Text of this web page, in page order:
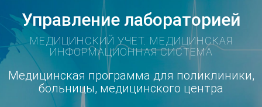
Управление лабораторией
МЕДИЦИНСКИЙ УЧЕТ. МЕДИЦИНСКАЯ
ИНФОРМАЦИОННАЯ СИСТЕМА
Медицинская программа для поликлиники,
больницы, медицинского центра